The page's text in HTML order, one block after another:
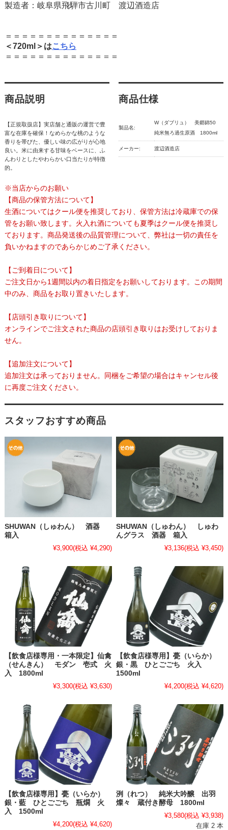
製造者：岐阜県飛騨市古川町 渡辺酒造店
＝＝＝＝＝＝＝＝＝＝＝＝＝＝
＜720ml＞はこちら
＝＝＝＝＝＝＝＝＝＝＝＝＝＝
商品説明
【正規取扱店】実店舗と通販の運営で豊
富な在庫を確保！なめらかな桃のような
香りを帯びた、優しい味の広がりが心地
良い。米に由来する甘味をベースに、ふ
んわりとしたやわらかい口当たりが特徴
的。
商品仕様
製品名:
W（ダブリュ） 美郷錦50
純米無ろ過生原酒 1800ml
メーカー: 渡辺酒造店
※当店からのお願い
【商品の保管方法について】
生酒についてはクール便を推奨しており、保管方法は冷蔵庫での保
管をお願い致します。火入れ酒についても夏季はクール便を推奨し
ております。商品発送後の品質管理について、弊社は一切の責任を
負いかねますのであらかじめご了承ください。
【ご到着日について】
ご注文日から1週間以内の着日指定をお願いしております。この期間
中のみ、商品をお取り置きいたします。
【店頭引き取りについて】
オンラインでご注文された商品の店頭引き取りはお受けしておりま
せん。
【追加注文について】
追加注文は承っておりません。同梱をご希望の場合はキャンセル後
に再度ご注文ください。
スタッフおすすめ商品
SHUWAN（しゅわん） 酒器
箱入
¥3,900(税込 ¥4,290)
SHUWAN（しゅわん） しゅわ
んグラス 酒器 箱入
¥3,136(税込 ¥3,450)
【飲食店様専用・一本限定】仙禽
（せんきん） モダン 壱式 火
入 1800ml
¥3,300(税込 ¥3,630)
【飲食店様専用】甍（いらか）
銀・黒 ひとごごち 火入
1500ml
¥4,200(税込 ¥4,620)
【飲食店様専用】甍（いらか）
銀・藍 ひとごごち 瓶燗 火
入 1500ml
¥4,200(税込 ¥4,620)
洌（れつ） 純米大吟醸 出羽
燦々 蔵付き酵母 1800ml
¥3,580(税込 ¥3,938)
在庫 2 本